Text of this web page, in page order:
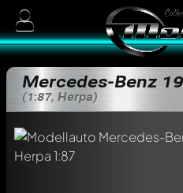
Mercedes-Benz
(1:87, Herpa)